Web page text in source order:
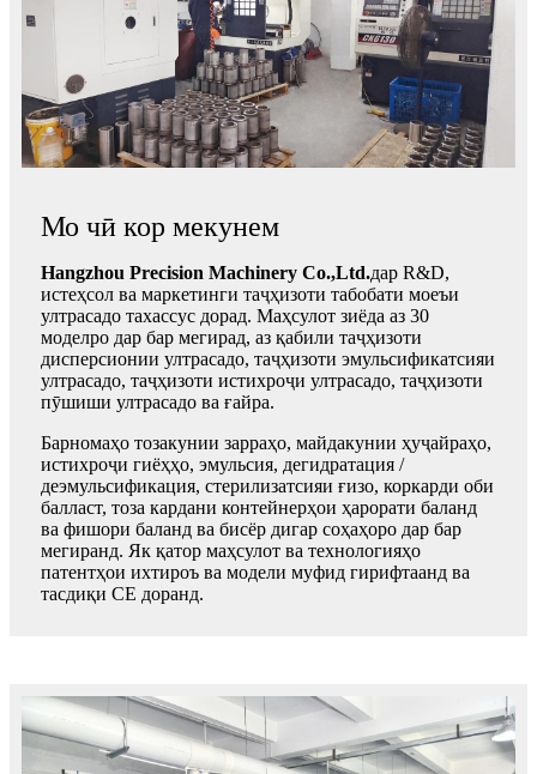
Мо чӣ кор мекунем
Hangzhou Precision Machinery Co.,Ltd.дар R&D,
истеҳсол ва маркетинги таҷҳизоти табобати моеъи
ултрасадо тахассус дорад. Маҳсулот зиёда аз 30
моделро дар бар мегирад, аз қабили таҷҳизоти
дисперсионии ултрасадо, таҷҳизоти эмульсификатсияи
ултрасадо, таҷҳизоти истихроҷи ултрасадо, таҷҳизоти
пӯшиши ултрасадо ва ғайра.
Барномаҳо тозакунии зарраҳо, майдакунии ҳуҷайраҳо,
истихроҷи гиёҳҳо, эмульсия, дегидратация /
деэмульсификация, стерилизатсияи ғизо, коркарди оби
балласт, тоза кардани контейнерҳои ҳарорати баланд
ва фишори баланд ва бисёр дигар соҳаҳоро дар бар
мегиранд. Як қатор маҳсулот ва технологияҳо
патентҳои ихтироъ ва модели муфид гирифтаанд ва
тасдиқи СЕ доранд.